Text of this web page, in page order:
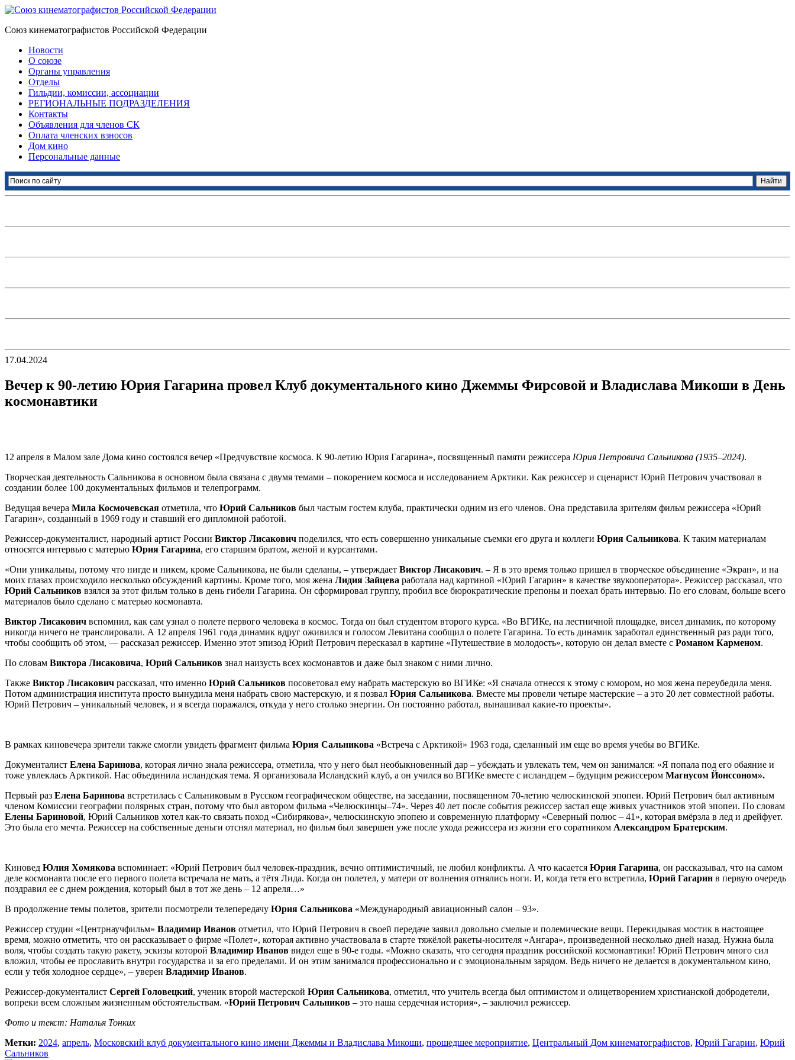
Союз кинематографистов Российской Федерации
Новости
О союзе
Органы управления
Отделы
Гильдии, комиссии, ассоциации
РЕГИОНАЛЬНЫЕ ПОДРАЗДЕЛЕНИЯ
Контакты
Объявления для членов СК
Оплата членских взносов
Дом кино
Персональные данные
17.04.2024
Вечер к 90-летию Юрия Гагарина провел Клуб документального кино Джеммы Фирсовой и Владислава Микоши в День
космонавтики
12 апреля в Малом зале Дома кино состоялся вечер «Предчувствие космоса. К 90-летию Юрия Гагарина», посвященный памяти режиссера Юрия Петровича Сальникова (1935–2024).
Творческая деятельность Сальникова в основном была связана с двумя темами – покорением космоса и исследованием Арктики. Как режиссер и сценарист Юрий Петрович участвовал в
создании более 100 документальных фильмов и телепрограмм.
Ведущая вечера Мила Космочевская отметила, что Юрий Сальников был частым гостем клуба, практически одним из его членов. Она представила зрителям фильм режиссера «Юрий
Гагарин», созданный в 1969 году и ставший его дипломной работой.
Режиссер-документалист, народный артист России Виктор Лисакович поделился, что есть совершенно уникальные съемки его друга и коллеги Юрия Сальникова. К таким материалам
относятся интервью с матерью Юрия Гагарина, его старшим братом, женой и курсантами.
«Они уникальны, потому что нигде и никем, кроме Сальникова, не были сделаны, – утверждает Виктор Лисакович. – Я в это время только пришел в творческое объединение «Экран», и на
моих глазах происходило несколько обсуждений картины. Кроме того, моя жена Лидия Зайцева работала над картиной «Юрий Гагарин» в качестве звукооператора». Режиссер рассказал, что
Юрий Сальников взялся за этот фильм только в день гибели Гагарина. Он сформировал группу, пробил все бюрократические препоны и поехал брать интервью. По его словам, больше всего
материалов было сделано с матерью космонавта.
Виктор Лисакович вспомнил, как сам узнал о полете первого человека в космос. Тогда он был студентом второго курса. «Во ВГИКе, на лестничной площадке, висел динамик, по которому
никогда ничего не транслировали. А 12 апреля 1961 года динамик вдруг оживился и голосом Левитана сообщил о полете Гагарина. То есть динамик заработал единственный раз ради того,
чтобы сообщить об этом, — рассказал режиссер. Именно этот эпизод Юрий Петрович пересказал в картине «Путешествие в молодость», которую он делал вместе с Романом Карменом.
По словам Виктора Лисаковича, Юрий Сальников знал наизусть всех космонавтов и даже был знаком с ними лично.
Также Виктор Лисакович рассказал, что именно Юрий Сальников посоветовал ему набрать мастерскую во ВГИКе: «Я сначала отнесся к этому с юмором, но моя жена переубедила меня.
Потом администрация института просто вынудила меня набрать свою мастерскую, и я позвал Юрия Сальникова. Вместе мы провели четыре мастерские – а это 20 лет совместной работы.
Юрий Петрович – уникальный человек, и я всегда поражался, откуда у него столько энергии. Он постоянно работал, вынашивал какие-то проекты».
В рамках киновечера зрители также смогли увидеть фрагмент фильма Юрия Сальникова «Встреча с Арктикой» 1963 года, сделанный им еще во время учебы во ВГИКе.
Документалист Елена Баринова, которая лично знала режиссера, отметила, что у него был необыкновенный дар – убеждать и увлекать тем, чем он занимался: «Я попала под его обаяние и
тоже увлеклась Арктикой. Нас объединила исландская тема. Я организовала Исландский клуб, а он учился во ВГИКе вместе с исландцем – будущим режиссером Магнусом Йонссоном».
Первый раз Елена Баринова встретилась с Сальниковым в Русском географическом обществе, на заседании, посвященном 70-летию челюскинской эпопеи. Юрий Петрович был активным
членом Комиссии географии полярных стран, потому что был автором фильма «Челюскинцы–74». Через 40 лет после события режиссер застал еще живых участников этой эпопеи. По словам
Елены Бариновой, Юрий Сальников хотел как-то связать поход «Сибирякова», челюскинскую эпопею и современную платформу «Северный полюс – 41», которая вмёрзла в лед и дрейфует.
Это была его мечта. Режиссер на собственные деньги отснял материал, но фильм был завершен уже после ухода режиссера из жизни его соратником Александром Братерским.
Киновед Юлия Хомякова вспоминает: «Юрий Петрович был человек-праздник, вечно оптимистичный, не любил конфликты. А что касается Юрия Гагарина, он рассказывал, что на самом
деле космонавта после его первого полета встречала не мать, а тётя Лида. Когда он полетел, у матери от волнения отнялись ноги. И, когда тетя его встретила, Юрий Гагарин в первую очередь
поздравил ее с днем рождения, который был в тот же день – 12 апреля…»
В продолжение темы полетов, зрители посмотрели телепередачу Юрия Сальникова «Международный авиационный салон – 93».
Режиссер студии «Центрнаучфильм» Владимир Иванов отметил, что Юрий Петрович в своей передаче заявил довольно смелые и полемические вещи. Перекидывая мостик в настоящее
время, можно отметить, что он рассказывает о фирме «Полет», которая активно участвовала в старте тяжёлой ракеты-носителя «Ангара», произведенной несколько дней назад. Нужна была
воля, чтобы создать такую ракету, эскизы которой Владимир Иванов видел еще в 90-е годы. «Можно сказать, что сегодня праздник российской космонавтики! Юрий Петрович много сил
вложил, чтобы ее прославить внутри государства и за его пределами. И он этим занимался профессионально и с эмоциональным зарядом. Ведь ничего не делается в документальном кино,
если у тебя холодное сердце», – уверен Владимир Иванов.
Режиссер-документалист Сергей Головецкий, ученик второй мастерской Юрия Сальникова, отметил, что учитель всегда был оптимистом и олицетворением христианской добродетели,
вопреки всем сложным жизненным обстоятельствам. «Юрий Петрович Сальников – это наша сердечная история», – заключил режиссер.
Фото и текст: Наталья Тонких
Метки: 2024, апрель, Московский клуб документального кино имени Джеммы и Владислава Микоши, прошедшее мероприятие, Центральный Дом кинематографистов, Юрий Гагарин, Юрий
Сальников